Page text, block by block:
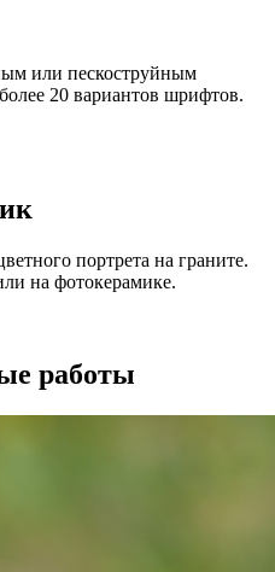
или пескоструйным
20 вариантов шрифтов.
портрета на граните.
на фотокерамике.
работы